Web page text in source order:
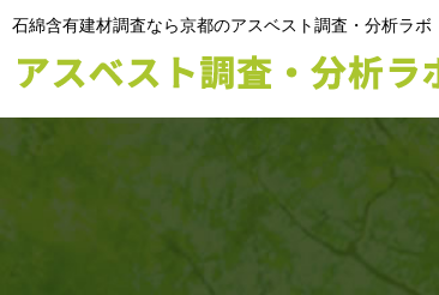
石綿含有建材調査なら京都のアスベスト調査・分析ラボ